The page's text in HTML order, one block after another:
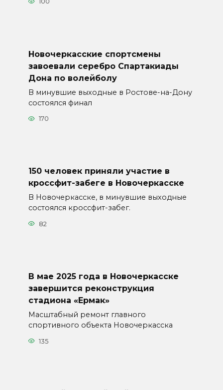
Новочеркасские спортсмены
завоевали серебро Спартакиады
Дона по волейболу
В минувшие выходные в Ростове-на-Дону
состоялся финал
170
150 человек приняли участие в
кроссфит-забеге в Новочеркасске
В Новочеркасске, в минувшие выходные
состоялся кроссфит-забег.
82
В мае 2025 года в Новочеркасске
завершится реконструкция
стадиона «Ермак»
Масштабный ремонт главного
спортивного объекта Новочеркасска
135